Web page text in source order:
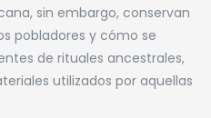
sin embargo, conservan
pobladores y cómo se
de rituales ancestrales,
utilizados por aquellas